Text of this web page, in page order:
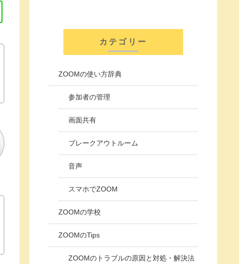
カテゴリー
ZOOMの使い方辞典
参加者の管理
画面共有
ブレークアウトルーム
音声
スマホでZOOM
ZOOMの学校
ZOOMのTips
ZOOMのトラブルの原因と対処・解決法